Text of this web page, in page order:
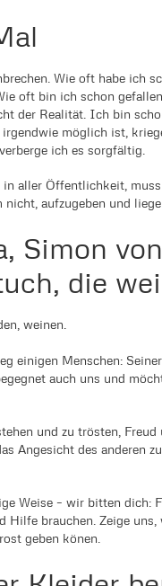
Wie oft habe ich
oft bin ich schon
der Realität. Ich bin
möglich ist,
ich es sorgfältig.
aller Öffentlichkeit,
aufzugeben und
Simon
die
weinen.
einigen Menschen:
auch uns und
und zu trösten,
Angesicht des anderen
Weise – wir bitten dich:
Hilfe brauchen. Zeige
geben könen.